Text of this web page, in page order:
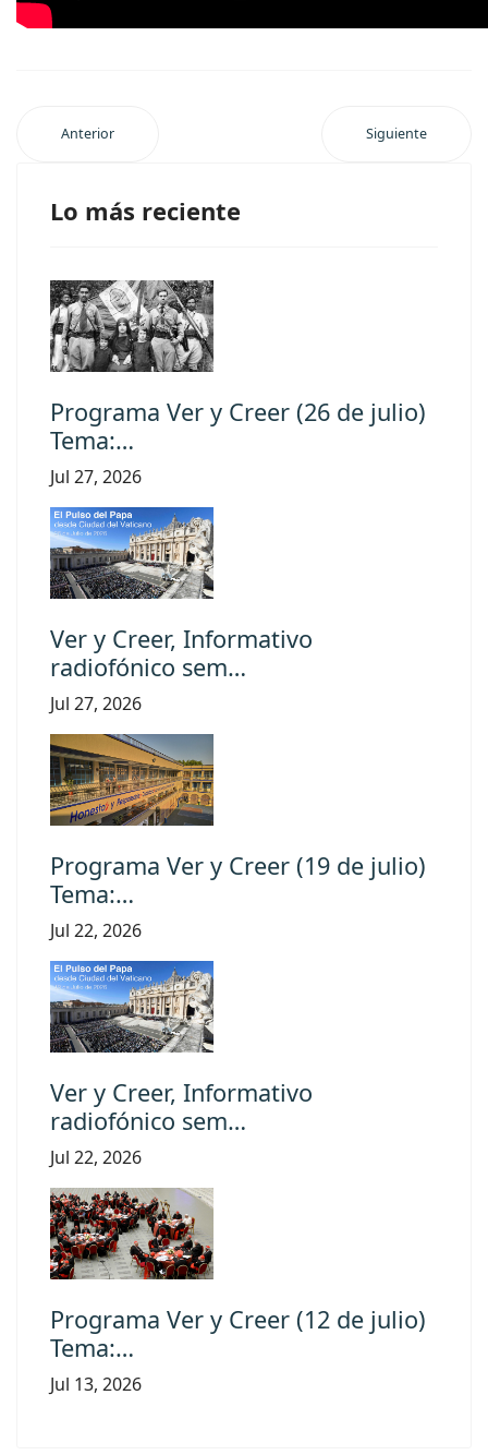
Anterior Siguiente
Lo más reciente
Programa Ver y Creer (26 de julio)
Tema:…
Jul 27, 2026
Ver y Creer, Informativo
radiofónico sem…
Jul 27, 2026
Programa Ver y Creer (19 de julio)
Tema:…
Jul 22, 2026
Ver y Creer, Informativo
radiofónico sem…
Jul 22, 2026
Programa Ver y Creer (12 de julio)
Tema:…
Jul 13, 2026